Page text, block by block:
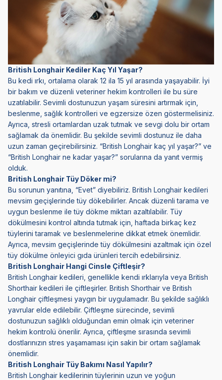
British Longhair Kediler Kaç Yıl Yaşar?
Bu kedi ırkı, ortalama olarak 12 ila 15 yıl arasında yaşayabilir. İyi
bir bakım ve düzenli veteriner hekim kontrolleri ile bu süre
uzatılabilir. Sevimli dostunuzun yaşam süresini artırmak için,
beslenme, sağlık kontrolleri ve egzersize özen göstermelisiniz.
Ayrıca, stresli ortamlardan uzak tutmak ve sevgi dolu bir ortam
sağlamak da önemlidir. Bu şekilde sevimli dostunuz ile daha
uzun zaman geçirebilirsiniz. “British Longhair kaç yıl yaşar?” ve
“British Longhair ne kadar yaşar?” sorularına da yanıt vermiş
olduk.
British Longhair Tüy Döker mi?
Bu sorunun yanıtına, “Evet” diyebiliriz. British Longhair kedileri
mevsim geçişlerinde tüy dökebilirler. Ancak düzenli tarama ve
uygun beslenme ile tüy dökme miktarı azaltılabilir. Tüy
dökülmesini kontrol altında tutmak için, haftada birkaç kez
tüylerini taramak ve beslenmelerine dikkat etmek önemlidir.
Ayrıca, mevsim geçişlerinde tüy dökülmesini azaltmak için özel
tüy dökülme önleyici gıda ürünleri tercih edebilirsiniz.
British Longhair Hangi Cinsle Çiftleşir?
British Longhair kedileri, genellikle kendi ırklarıyla veya British
Shorthair kedileri ile çiftleşirler. British Shorthair ve British
Longhair çiftleşmesi yaygın bir uygulamadır. Bu şekilde sağlıklı
yavrular elde edilebilir. Çiftleşme sürecinde, sevimli
dostunuzun sağlıklı olduğundan emin olmak için veteriner
hekim kontrolü önerilir. Ayrıca, çiftleşme sırasında sevimli
dostlarınızın stres yaşamaması için sakin bir ortam sağlamak
önemlidir.
British Longhair Tüy Bakımı Nasıl Yapılır?
British Longhair kedilerinin tüylerinin uzun ve yoğun